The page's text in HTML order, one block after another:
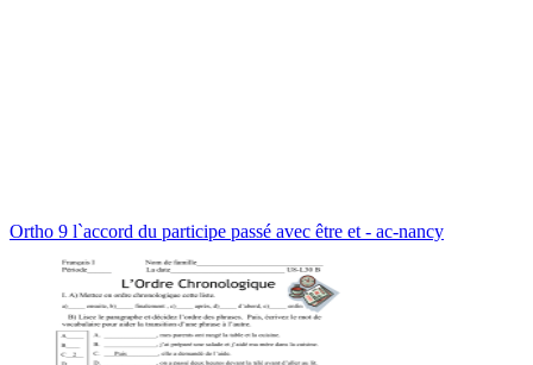
Ortho 9 l`accord du participe passé avec être et - ac-nancy